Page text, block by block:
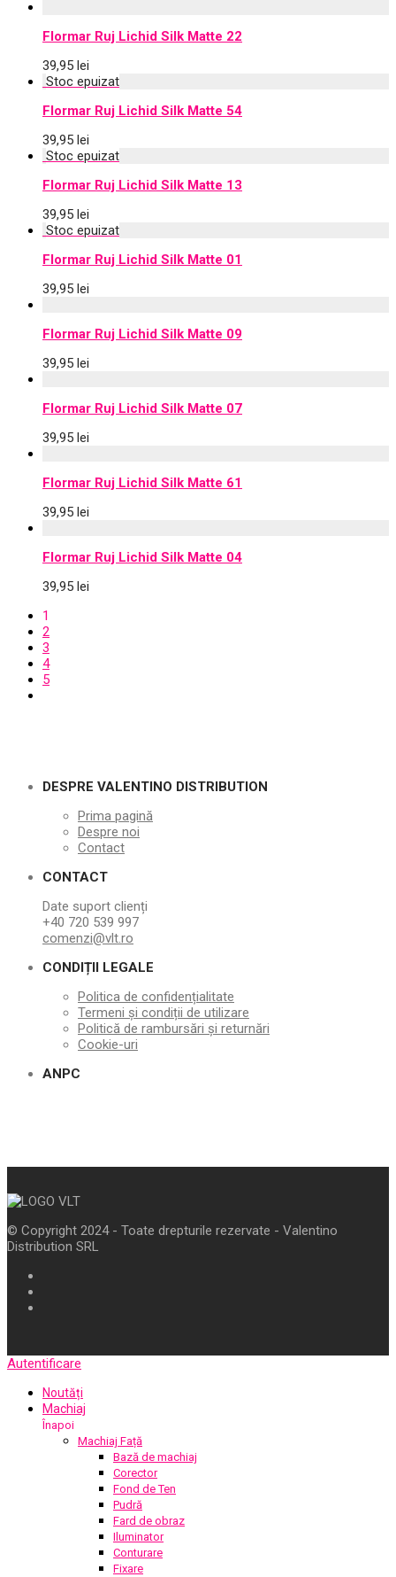
Flormar Ruj Lichid Silk Matte 22
39,95 lei
Flormar Ruj Lichid Silk Matte 54
39,95 lei
Flormar Ruj Lichid Silk Matte 13
39,95 lei
Flormar Ruj Lichid Silk Matte 01
39,95 lei
Flormar Ruj Lichid Silk Matte 09
39,95 lei
Flormar Ruj Lichid Silk Matte 07
39,95 lei
Flormar Ruj Lichid Silk Matte 61
39,95 lei
Flormar Ruj Lichid Silk Matte 04
39,95 lei
1
2
3
4
5
DESPRE VALENTINO DISTRIBUTION
Prima pagină
Despre noi
Contact
CONTACT
Date suport clienți
+40 720 539 997
comenzi@vlt.ro
CONDIȚII LEGALE
Politica de confidențialitate
Termeni și condiții de utilizare
Politică de rambursări și returnări
Cookie-uri
ANPC
© Copyright 2024 - Toate drepturile rezervate - Valentino
Distribution SRL
Autentificare
Noutăți
Machiaj
Înapoi
Machiaj Față
Bază de machiaj
Corector
Fond de Ten
Pudră
Fard de obraz
Iluminator
Conturare
Fixare